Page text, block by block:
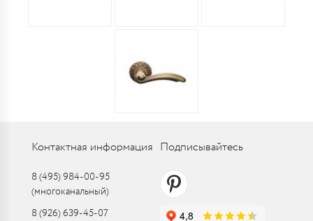
Контактная информация
8 (495) 984-00-95
(многоканальный)
8 (926) 639-45-07
Подписывайтесь